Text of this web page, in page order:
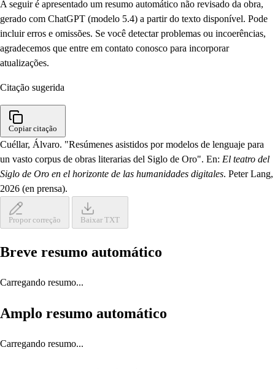
A seguir é apresentado um resumo automático não revisado da obra,
gerado com ChatGPT (modelo 5.4) a partir do texto disponível. Pode
incluir erros e omissões. Se você detectar problemas ou incoerências,
agradecemos que entre em contato conosco para incorporar
atualizações.
Citação sugerida
Copiar citação
Cuéllar, Álvaro. "Resúmenes asistidos por modelos de lenguaje para
un vasto corpus de obras literarias del Siglo de Oro". En: El teatro del
Siglo de Oro en el horizonte de las humanidades digitales. Peter Lang,
2026 (en prensa).
Propor correção Baixar TXT
Breve resumo automático
Carregando resumo...
Amplo resumo automático
Carregando resumo...